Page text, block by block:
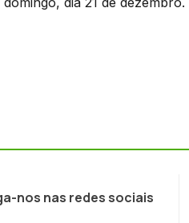
nos nas redes sociais